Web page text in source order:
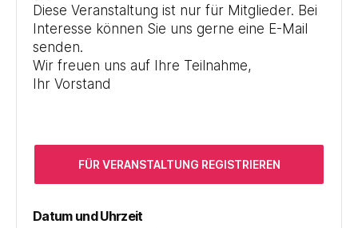
Diese Veranstaltung ist nur für Mitglieder. Bei
Interesse können Sie uns gerne eine E-Mail
senden.
Wir freuen uns auf Ihre Teilnahme,
Ihr Vorstand
FÜR VERANSTALTUNG REGISTRIEREN
Datum und Uhrzeit